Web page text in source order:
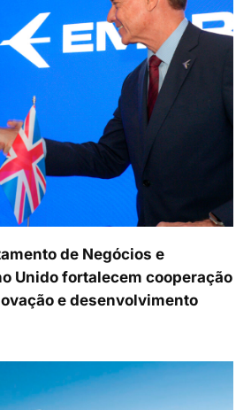
de Negócios e
Unido fortalecem cooperação
e desenvolvimento